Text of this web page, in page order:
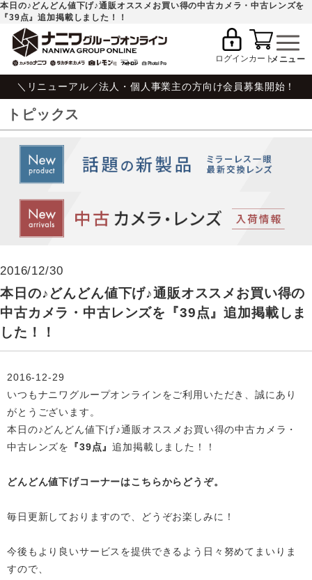
本日の♪どんどん値下げ♪通販オススメお買い得の中古カメラ・中古レンズを
『39点』追加掲載しました！！
ログインカート
＼リニューアル／法人・個人事業主の方向け会員募集開始！
トピックス
2016/12/30
本日の♪どんどん値下げ♪通販オススメお買い得の
中古カメラ・中古レンズを『39点』追加掲載しま
した！！
2016-12-29
いつもナニワグループオンラインをご利用いただき、誠にあり
がとうございます。
本日の♪どんどん値下げ♪通販オススメお買い得の中古カメラ・
中古レンズを
『39点』追加掲載 しました！！
どんどん値下げコーナーはこちらからどうぞ。
毎日更新しておりますので、どうぞお楽しみに！
今後もより良いサービスを提供できるよう日々努めてまいりま
すので、